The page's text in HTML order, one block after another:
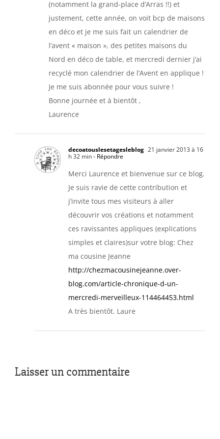
(notamment la grand-place d’Arras !!) et
justement, cette année, on voit bcp de maisons
en déco et je me suis fait un calendrier de
l’avent « maison », des petites maisons du
Nord en déco de table, et mercredi dernier j’ai
recyclé mon calendrier de l’Avent en applique !
Je me suis abonnée pour vous suivre !
Bonne journée et à bientôt ,
Laurence
decoatouslesetagesleblog 21 janvier 2013 à 16
h 32 min- Répondre
Merci Laurence et bienvenue sur ce blog.
Je suis ravie de cette contribution et
j’invite tous mes visiteurs à aller
découvrir vos créations et notamment
ces ravissantes appliques (explications
simples et claires)sur votre blog: Chez
ma cousine Jeanne
http://chezmacousinejeanne.over-
blog.com/article-chronique-d-un-
mercredi-merveilleux-114464453.html
A très bientôt. Laure
Laisser un commentaire